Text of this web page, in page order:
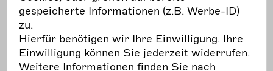
Gemeinsam nachhaltig
darstellenden Künsten
- INTERVIEWS II
gespeicherte Informationen (z.B. Werbe-ID)
zu.
Hierfür benötigen wir Ihre Einwilligung. Ihre
Einwilligung können Sie jederzeit widerrufen.
Weitere Informationen finden Sie nach